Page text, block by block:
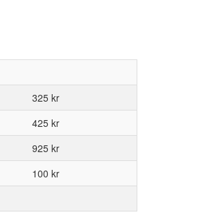
325 kr
425 kr
925 kr
100 kr